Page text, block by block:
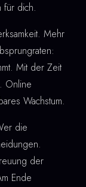
für dich.
Mehr
Mit der Zeit
Online
Wachstum.
die
der
Ende